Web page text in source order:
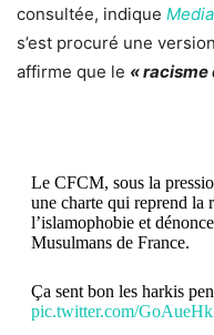
consultée, indique
s’est procuré une
affirme que le « racisme
Le CFCM, sous la
une charte qui reprend la
l’islamophobie et
Musulmans de France.
Ça sent bon les harkis
pic.twitter.com/